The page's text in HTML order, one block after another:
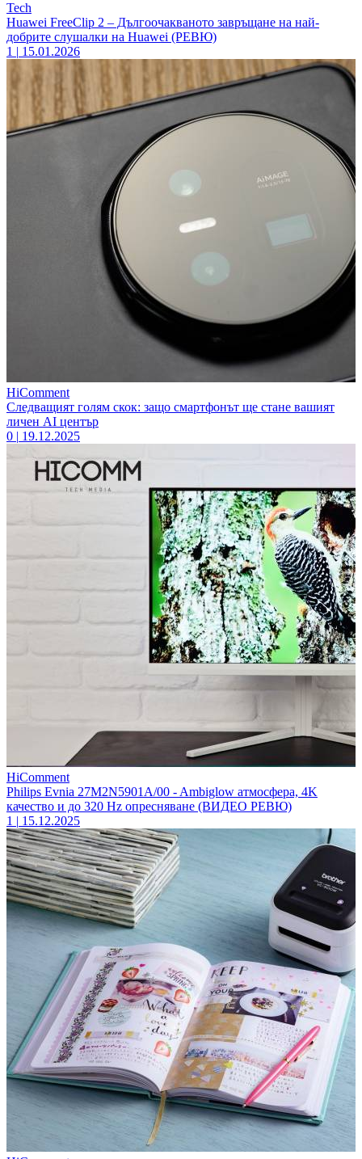
Tech
Huawei FreeClip 2 – Дългоочакваното завръщане на най-
добрите слушалки на Huawei (РЕВЮ)
1 | 15.01.2026
HiComment
Следващият голям скок: защо смартфонът ще стане вашият
личен AI център
0 | 19.12.2025
HiComment
Philips Evnia 27M2N5901A/00 - Ambiglow атмосфера, 4K
качество и до 320 Hz опресняване (ВИДЕО РЕВЮ)
1 | 15.12.2025